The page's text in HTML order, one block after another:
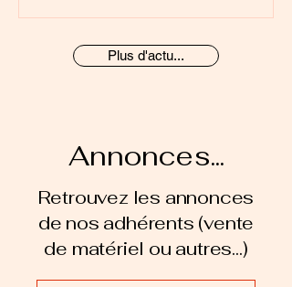
vraie vie de groupe...
Plus d'actu...
Annonces...
Retrouvez les annonces
de nos adhérents (vente
de matériel ou autres...)